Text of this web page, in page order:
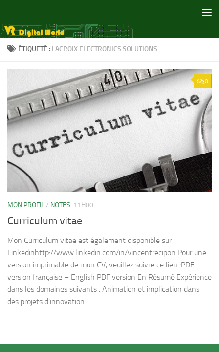
ÉTIQUETÉ : LACROIX ELECTRONICS SOLUTIONS
0
MON PROFIL/ NOTES 11H00
Curriculum vitae
Mon Curriculum vitae est également disponible sur
Linkedinhttp://www.linkedin.com/in/vincentrecipon Pour une
version imprimable de mon CV, veuillez suivre ce lien :PDF
version française – English PDF version En Résumé Expérience
dans les domaines suivants : Animation et implication dans
des projets d’innovation...